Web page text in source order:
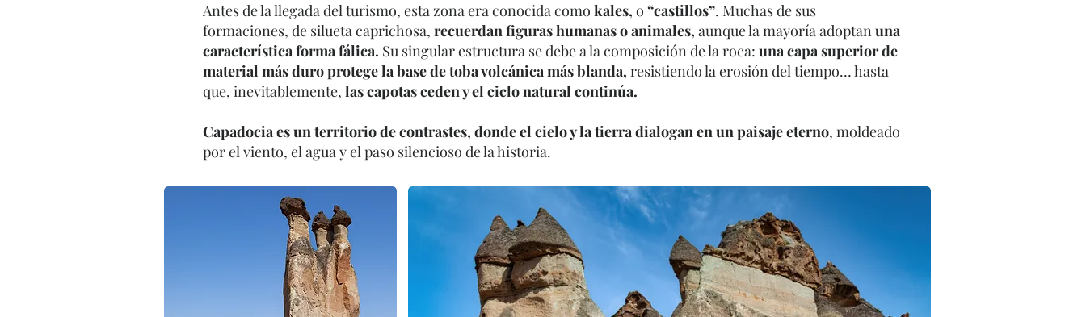
Antes de la llegada del turismo, esta zona era conocida como kales, o “castillos”. Muchas de sus
formaciones, de silueta caprichosa, recuerdan figuras humanas o animales, aunque la mayoría adoptanuna
característica forma fálica. Su singular estructura se debe a la composición de la roca: una capa superior de
material más duro protege la base de toba volcánica más blanda, resistiendo la erosión del tiempo… hasta
que, inevitablemente, las capotas ceden y el ciclo natural continúa.
Capadocia es un territorio de contrastes, donde el cielo y la tierra dialogan en un paisaje eterno, moldeado
por el viento, el agua y el paso silencioso de la historia.